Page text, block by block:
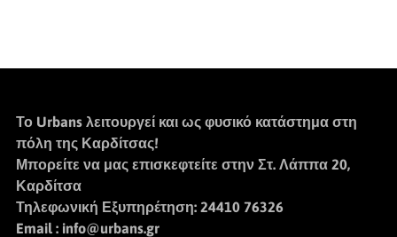
Το Urbans λειτουργεί και ως φυσικό κατάστημα στη
πόλη της Καρδίτσας!
Μπορείτε να μας επισκεφτείτε στην Στ. Λάππα 20,
Καρδίτσα
Τηλεφωνική Εξυπηρέτηση: 24410 76326
Email : info@urbans.gr